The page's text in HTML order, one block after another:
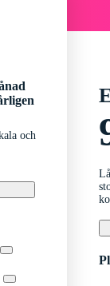
och